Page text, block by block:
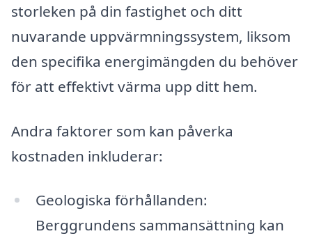
storleken på din fastighet och ditt
nuvarande uppvärmningssystem, liksom
den specifika energimängden du behöver
för att effektivt värma upp ditt hem.
Andra faktorer som kan påverka
kostnaden inkluderar:
Geologiska förhållanden:
Berggrundens sammansättning kan